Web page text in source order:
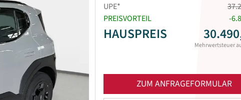
UPE*
PREISVORTEIL
-
HAUSPREIS
Mehrwertsteuer
ZUM ANFRAGEFORMULAR